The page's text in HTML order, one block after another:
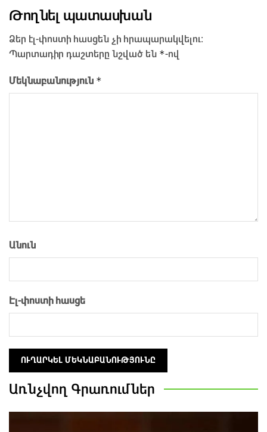
Թողնել պատասխան
Ձեր էլ-փոստի հասցեն չի հրապարակվելու։
Պարտադիր դաշտերը նշված են *-ով
Մեկնաբանություն *
Անուն
Էլ-փոստի հասցե
Առնչվող Գրառումներ